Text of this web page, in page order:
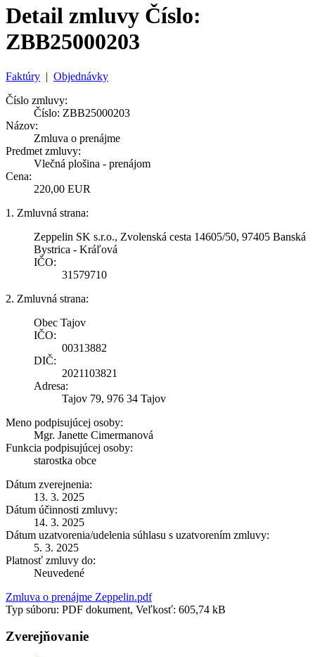
Detail zmluvy Číslo:
ZBB25000203
Faktúry | Objednávky
Číslo zmluvy:
Číslo: ZBB25000203
Názov:
Zmluva o prenájme
Predmet zmluvy:
Vlečná plošina - prenájom
Cena:
220,00 EUR
1. Zmluvná strana:
Zeppelin SK s.r.o., Zvolenská cesta 14605/50, 97405 Banská
Bystrica - Kráľová
IČO:
31579710
2. Zmluvná strana:
Obec Tajov
IČO:
00313882
DIČ:
2021103821
Adresa:
Tajov 79, 976 34 Tajov
Meno podpisujúcej osoby:
Mgr. Janette Cimermanová
Funkcia podpisujúcej osoby:
starostka obce
Dátum zverejnenia:
13. 3. 2025
Dátum účinnosti zmluvy:
14. 3. 2025
Dátum uzatvorenia/udelenia súhlasu s uzatvorením zmluvy:
5. 3. 2025
Platnosť zmluvy do:
Neuvedené
Zmluva o prenájme Zeppelin.pdf
Typ súboru: PDF dokument, Veľkosť: 605,74 kB
Zverejňovanie